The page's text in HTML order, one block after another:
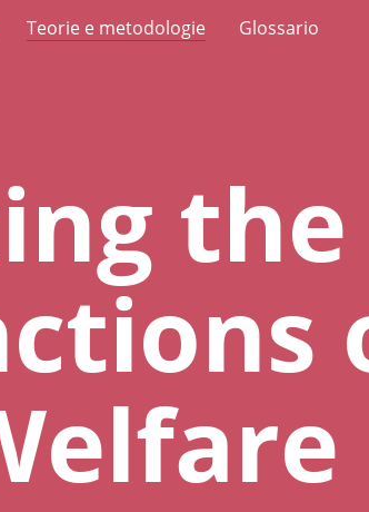
Teorie e metodologie Glossario